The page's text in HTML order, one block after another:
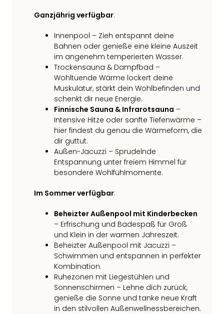
Ganzjährig verfügbar:
Innenpool – Zieh entspannt deine
Bahnen oder genieße eine kleine Auszeit
im angenehm temperierten Wasser.
Trockensauna & Dampfbad –
Wohltuende Wärme lockert deine
Muskulatur, stärkt dein Wohlbefinden und
schenkt dir neue Energie.
Finnische Sauna & Infrarotsauna –
Intensive Hitze oder sanfte Tiefenwärme –
hier findest du genau die Wärmeform, die
dir guttut.
Außen-Jacuzzi – Sprudelnde
Entspannung unter freiem Himmel für
besondere Wohlfühlmomente.
Im Sommer verfügbar:
Beheizter Außenpool mit Kinderbecken
– Erfrischung und Badespaß für Groß
und Klein in der warmen Jahreszeit.
Beheizter Außenpool mit Jacuzzi –
Schwimmen und entspannen in perfekter
Kombination.
Ruhezonen mit Liegestühlen und
Sonnenschirmen – Lehne dich zurück,
genieße die Sonne und tanke neue Kraft
in den stilvollen Außenwellnessbereichen.